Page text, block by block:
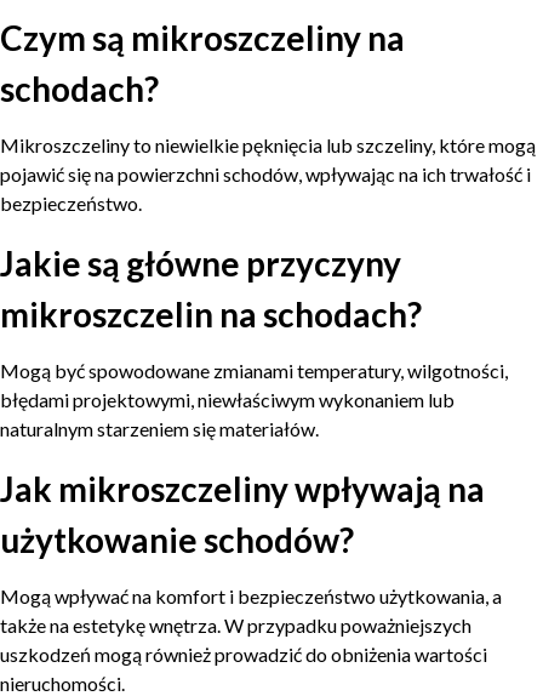
Czym są mikroszczeliny na
schodach?
Mikroszczeliny to niewielkie pęknięcia lub szczeliny, które mogą
pojawić się na powierzchni schodów, wpływając na ich trwałość i
bezpieczeństwo.
Jakie są główne przyczyny
mikroszczelin na schodach?
Mogą być spowodowane zmianami temperatury, wilgotności,
błędami projektowymi, niewłaściwym wykonaniem lub
naturalnym starzeniem się materiałów.
Jak mikroszczeliny wpływają na
użytkowanie schodów?
Mogą wpływać na komfort i bezpieczeństwo użytkowania, a
także na estetykę wnętrza. W przypadku poważniejszych
uszkodzeń mogą również prowadzić do obniżenia wartości
nieruchomości.